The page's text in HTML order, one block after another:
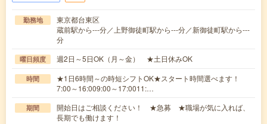
勤務地
東京都台東区
蔵前駅から---分／上野御徒町駅から---分／新御徒町駅から---
分
曜日頻度 週2日～5日OK（月～金） ★土日休みOK
時間
★1日6時間～の時短シフトOK★スタート時間選べます！
7:00～16:009:00～17:0011:…
期間
開始日はご相談ください！ ★急募 ★職場が気に入れば、
長期でも働けます！